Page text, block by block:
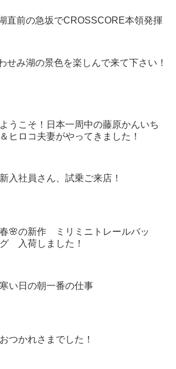
直前の急坂でCROSSCORE本領発揮
せみ湖の景色を楽しんで来て下さい！
ようこそ！日本一周中の藤原かんいち
＆ヒロコ夫妻がやってきました！
新入社員さん、試乗ご来店！
春🌸の新作 ミリミニトレールバッ
グ 入荷しました！
寒い日の朝一番の仕事
おつかれさまでした！